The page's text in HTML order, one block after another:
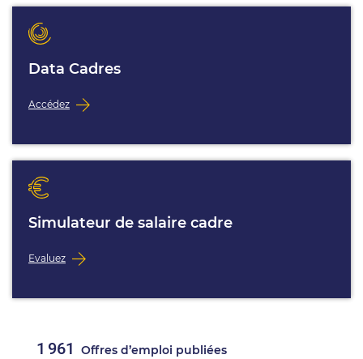
Data Cadres
Accédez
Simulateur de salaire cadre
Evaluez
1 961 Offres d’emploi publiées